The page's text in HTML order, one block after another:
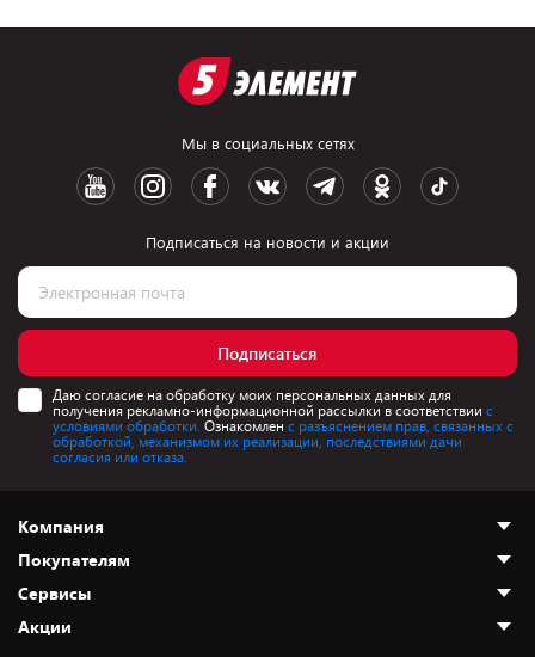
Мы в социальных сетях
Подписаться на новости и акции
Подписаться
Даю согласие на обработку моих персональных данных для
получения рекламно-информационной рассылки в соответствии с
условиями обработки. Ознакомлен с разъяснением прав, связанных с
обработкой, механизмом их реализации, последствиями дачи
согласия или отказа.
Компания
О нас
Адреса магазинов
Новости
Покупателям
Как сделать заказ
Оплата и доставка
Сервисы
Акции